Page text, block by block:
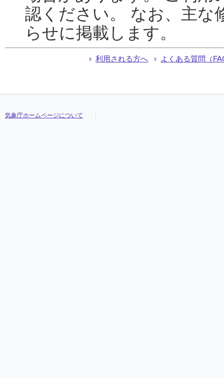
認ください。 なお、主な
らせに掲載します。
利用される方へ よくある質問（
気象庁ホームページについて